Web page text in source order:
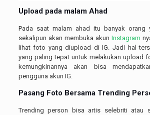
Upload pada malam Ahad
Pada saat malam ahad itu banyak orang
sekalipun akan membuka akun Instagram
lihat foto yang diupload di IG. Jadi hal
yang paling tepat untuk melakukan upload
kemungkinannya akan bisa
pengguna akun IG.
Pasang Foto Bersama Trending
Trending person bisa artis selebriti atau